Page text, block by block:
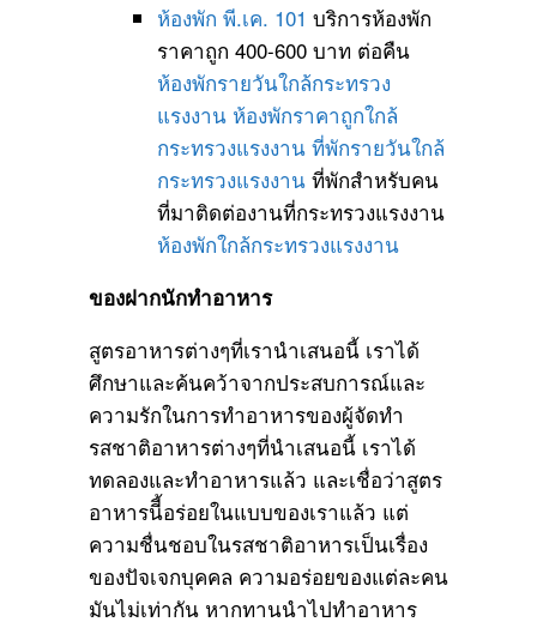
ห้องพัก พี.เค. 101 บริการห้องพัก
ราคาถูก 400-600 บาท ต่อคืน
ห้องพักรายวันใกล้กระทรวง
แรงงาน ห้องพักราคาถูกใกล้
กระทรวงแรงงาน ที่พักรายวันใกล้
กระทรวงแรงงานที่พักสำหรับคน
ที่มาติดต่องานที่กระทรวงแรงงาน
ห้องพักใกล้กระทรวงแรงงาน
ของฝากนักทำอาหาร
สูตรอาหารต่างๆที่เรานำเสนอนี้ เราได้
ศึกษาและค้นคว้าจากประสบการณ์และ
ความรักในการทำอาหารของผู้จัดทำ
รสชาติอาหารต่างๆที่นำเสนอนี้ เราได้
ทดลองและทำอาหารแล้ว และเชื่อว่าสูตร
อาหารนีี้อร่อยในแบบของเราแล้ว แต่
ความชื่นชอบในรสชาติอาหารเป็นเรื่อง
ของปัจเจกบุคคล ความอร่อยของแต่ละคน
มันไม่เท่ากัน หากทานนำไปทำอาหาร